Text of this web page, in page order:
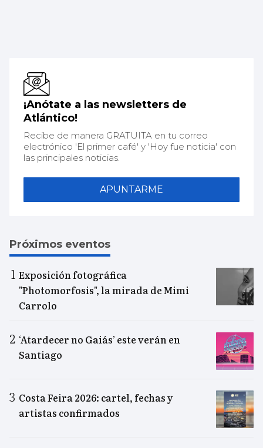
¡Anótate a las newsletters de
Atlántico!
Recibe de manera GRATUITA en tu correo
electrónico 'El primer café' y 'Hoy fue noticia' con
las principales noticias.
APUNTARME
Próximos eventos
Exposición fotográfica
"Photomorfosis", la mirada de Mimi
Carrolo
‘Atardecer no Gaiás’ este verán en
Santiago
Costa Feira 2026: cartel, fechas y
artistas confirmados